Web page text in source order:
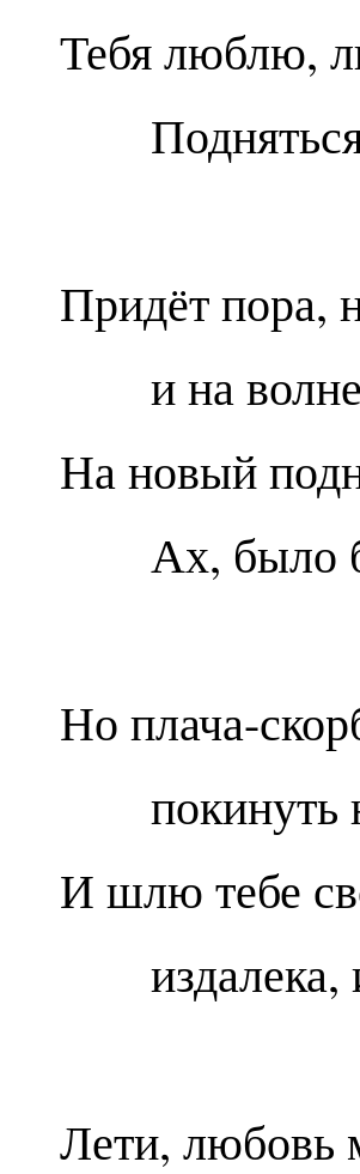
Тебя люблю,
Придёт пора,
и на
На новый
Ах, было
Но плача-
покинуть
И шлю тебе
Лети, любовь